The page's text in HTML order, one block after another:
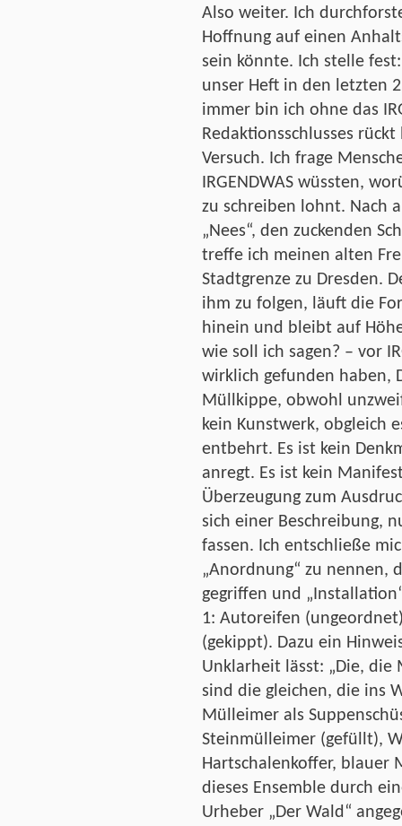
Also weiter. Ich
Hoffnung auf einen
sein könnte. Ich stelle
unser Heft in den letzten
immer bin ich ohne das
Redaktionsschlusses
Versuch. Ich frage
IRGENDWAS wüssten,
zu schreiben lohnt. Nach
„Nees“, den zuckenden
treffe ich meinen alten
Stadtgrenze zu Dresden.
ihm zu folgen, läuft die
hinein und bleibt auf
wie soll ich sagen? – vor
wirklich gefunden haben,
Müllkippe, obwohl
kein Kunstwerk, obgleich
entbehrt. Es ist kein
anregt. Es ist kein
Überzeugung zum
sich einer Beschreibung,
fassen. Ich entschließe
„Anordnung“ zu nennen,
gegriffen und
1: Autoreifen
(gekippt). Dazu ein
Unklarheit lässt: „Die,
sind die gleichen, die ins
Mülleimer als
Steinmülleimer (gefüllt),
Hartschalenkoffer, blauer
dieses Ensemble durch
Urheber „Der Wald“